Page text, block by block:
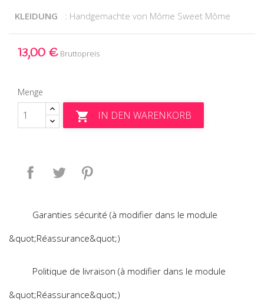
KLEIDUNG : Handgemachte von Môme Sweet Môme
13,00 € Bruttopreis
Menge
 IN DEN WARENKORB
Teilen Tweet
Garanties sécurité (à modifier dans le module
&quot;Réassurance&quot;)
Politique de livraison (à modifier dans le module
&quot;Réassurance&quot;)